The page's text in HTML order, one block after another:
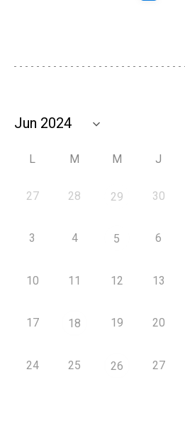
L M M J
27 28 29 30
3 4 5 6
10 11 12 13
17 18 19 20
24 25 26 27